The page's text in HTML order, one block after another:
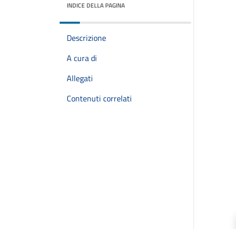
INDICE DELLA PAGINA
Descrizione
A cura di
Allegati
Contenuti correlati